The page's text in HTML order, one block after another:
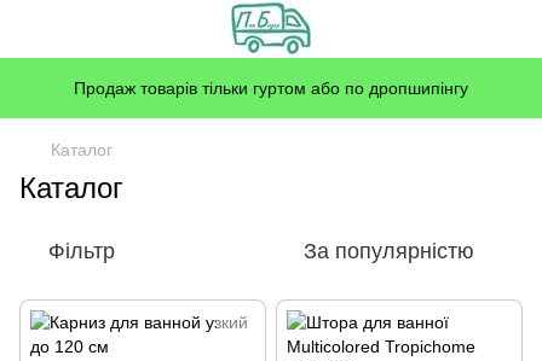
Продаж товарів тільки гуртом або по дропшипінгу
Каталог
Каталог
Фільтр За популярністю